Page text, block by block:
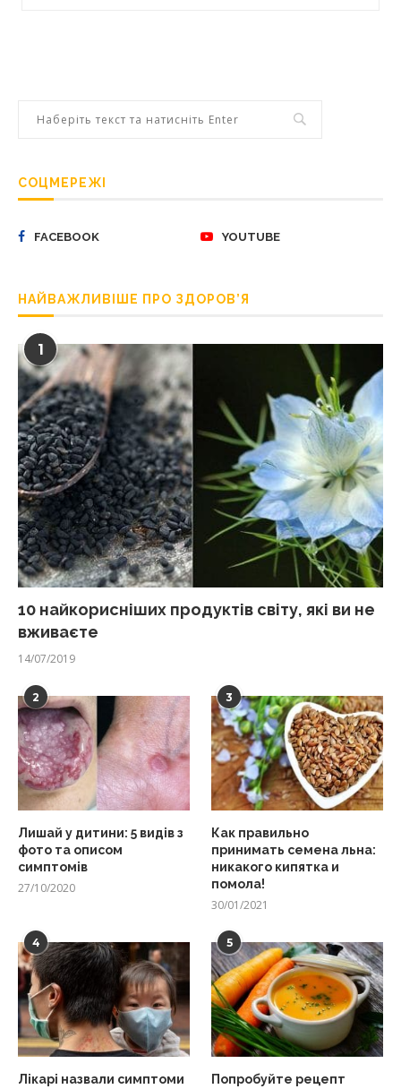
СОЦМЕРЕЖІ
FACEBOOK YOUTUBE
НАЙВАЖЛИВІШЕ ПРО ЗДОРОВ’Я
1
10 найкорисніших продуктів світу, які ви не
вживаєте
14/07/2019
2
Лишай у дитини: 5 видів з
фото та описом
симптомів
27/10/2020
3
Как правильно
принимать семена льна:
никакого кипятка и
помола!
30/01/2021
4
Лікарі назвали симптоми
5
Попробуйте рецепт